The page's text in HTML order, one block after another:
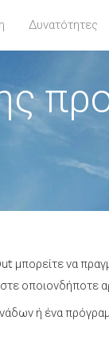
Δυνατότητες
μπορείτε να
οποιονδήποτε
ή ένα